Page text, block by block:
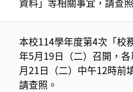
本校114學年度第4次「校
年5月19日（二）召開，
月21日（二）中午12時前
請查照。